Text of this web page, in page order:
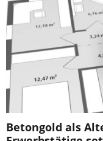
Betongold als